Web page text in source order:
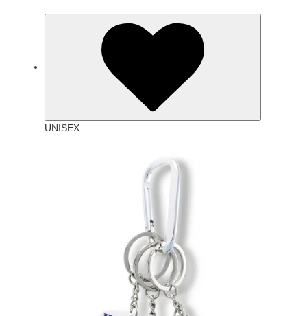
FABRIC, OFF TIME.の５つの項目を独
自の視点で表現する。 ライフスタイル
の中で求めるデザイン性や機能性を重
視し、性別やジャンルに捉われないア
イテムを提示していく。店頭／通販共
UNISEX